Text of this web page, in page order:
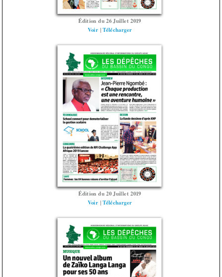
Édition du 26 Juillet 2019
Voir |Télécharger
Édition du 20 Juillet 2019
Voir |Télécharger